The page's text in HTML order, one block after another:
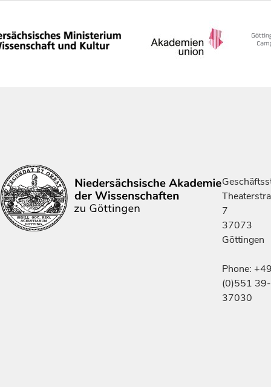
7
37073
Göttingen
Phone:
(0)551 39-
37030